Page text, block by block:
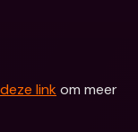
deze link om meer